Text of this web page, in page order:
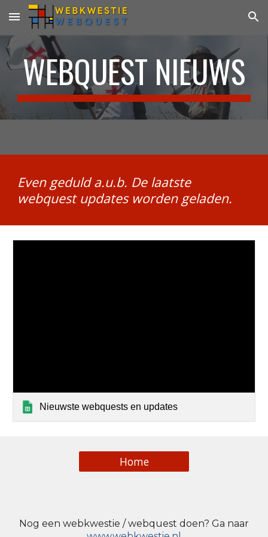
Skip to main content Skip to navigation
WEBQUEST NIEUWS
Even geduld a.u.b. De laatste
webquest updates worden geladen.
Nieuwste webquests en updates
Home
Nog een webkwestie / webquest doen? Ga naar